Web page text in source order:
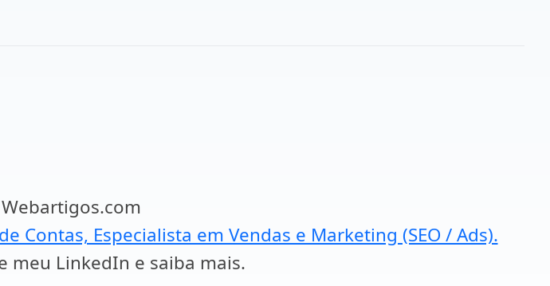
Contas, Especialista em Vendas e Marketing (SEO / Ads).
meu LinkedIn e saiba mais.